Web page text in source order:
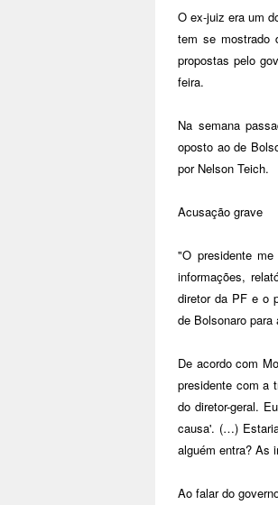
O ex-juiz era um
tem se mostrado
propostas pelo
feira.
Na semana
oposto ao de
por Nelson Teich.
Acusação grave
"O presidente
informações,
diretor da PF e o
de Bolsonaro
De acordo com
presidente com a
do diretor-geral.
causa'. (…)
alguém entra? As
Ao falar do